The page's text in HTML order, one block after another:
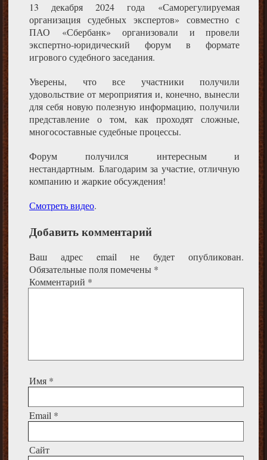
13 декабря 2024 года «Саморегулируемая
организация судебных экспертов» совместно с
ПАО «Сбербанк» организовали и провели
экспертно-юридический форум в формате
игрового судебного заседания.
Уверены, что все участники получили
удовольствие от мероприятия и, конечно, вынесли
для себя новую полезную информацию, получили
представление о том, как проходят сложные,
многосоставные судебные процессы.
Форум получился интересным и
нестандартным. Благодарим за участие, отличную
компанию и жаркие обсуждения!
Смотретьвидео.
Добавить комментарий
Ваш адрес email не будет опубликован.
Обязательные поля помечены *
Комментарий *
Имя *
Email *
Сайт